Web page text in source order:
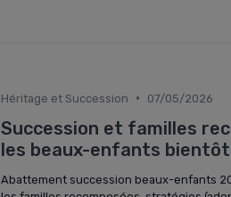
Héritage et Succession • 07/05/2026
Succession et familles
les beaux-enfants
Abattement succession beaux-enfants